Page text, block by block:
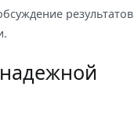
результатов